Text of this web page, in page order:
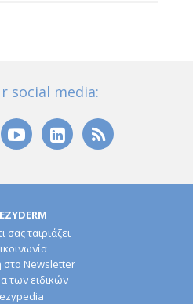
social media:
σας ταιριάζει
στο Newsletter
των ειδικών